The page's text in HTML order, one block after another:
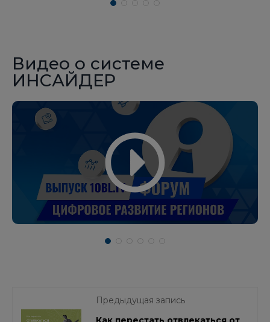
Видео о системе
ИНСАЙДЕР
Предыдущая запись